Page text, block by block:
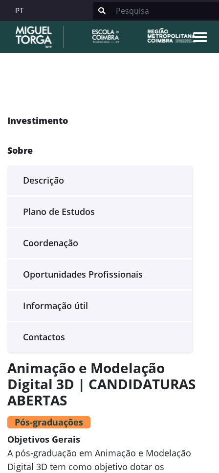
PT
Investimento
Sobre
Descrição
Plano de Estudos
Coordenação
Oportunidades Profissionais
Informação útil
Contactos
Animação e Modelação
Digital 3D | CANDIDATURAS
ABERTAS
Pós-graduações
Objetivos Gerais
A pós-graduação em Animação e Modelação
Digital 3D tem como objetivo dotar os